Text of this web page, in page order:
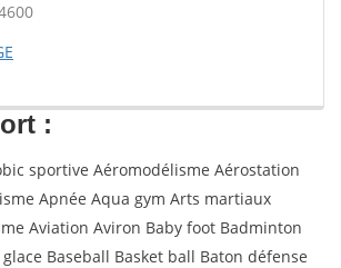
:
sportive Aéromodélisme Aérostation
Apnée Aqua gym Arts martiaux
Aviation Aviron Baby foot Badminton
Baseball Basket ball Baton défense